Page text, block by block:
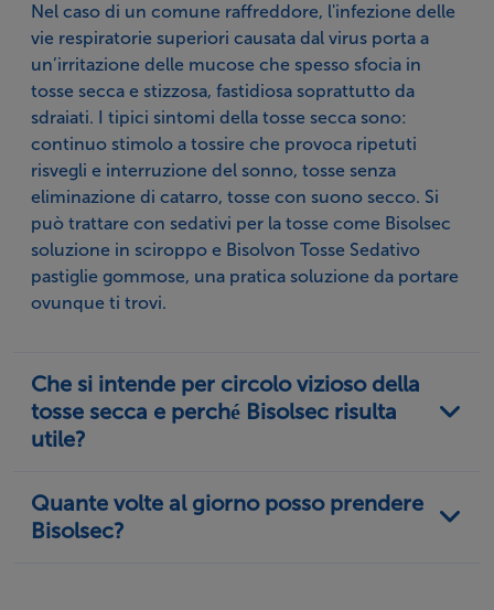
al giorno
al giorno
Nel caso di un comune raffreddore, l'infezione delle
vie respiratorie superiori causata dal virus porta a
un’irritazione delle mucose che spesso sfocia in
tosse secca e stizzosa, fastidiosa soprattutto da
sdraiati. I tipici sintomi della tosse secca sono:
continuo stimolo a tossire che provoca ripetuti
risvegli e interruzione del sonno, tosse senza
eliminazione di catarro, tosse con suono secco. Si
può trattare con sedativi per la tosse come Bisolsec
soluzione in sciroppo e Bisolvon Tosse Sedativo
pastiglie gommose, una pratica soluzione da portare
ovunque ti trovi.
Che si intende per circolo vizioso della
tosse secca e perché Bisolsec risulta
utile?
Quante volte al giorno posso prendere
Bisolsec?